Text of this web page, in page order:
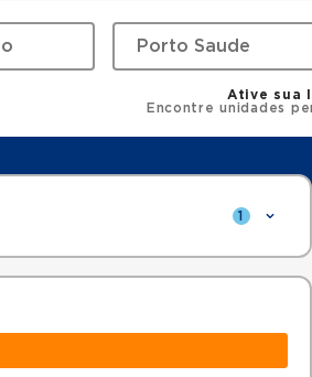
Ative sua
Encontre unidades
1